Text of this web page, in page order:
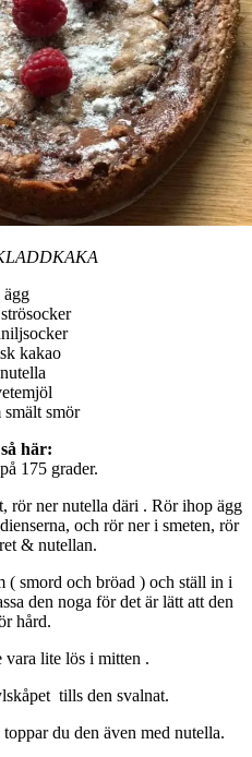
ägg
kakao
smält smör
här:
175 grader.
rör ner nutella däri . Rör ihop ägg
och rör ner i smeten, rör
& nutellan.
( smord och bröad ) och ställ in i
den noga för det är lätt att den
hård.
vara lite lös i mitten .
tills den svalnat.
du den även med nutella.